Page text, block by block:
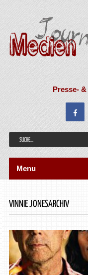
Presse-
Menu
VINNIE JONESARCHIV